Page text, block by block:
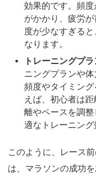
効果的です。頻
がかかり、疲労
度が少なすぎる
なります。
トレーニングプ
ニングプランや
頻度やタイミン
えば、初心者は
離やペースを調
適なトレーニング
このように、レース
は、マラソンの成功